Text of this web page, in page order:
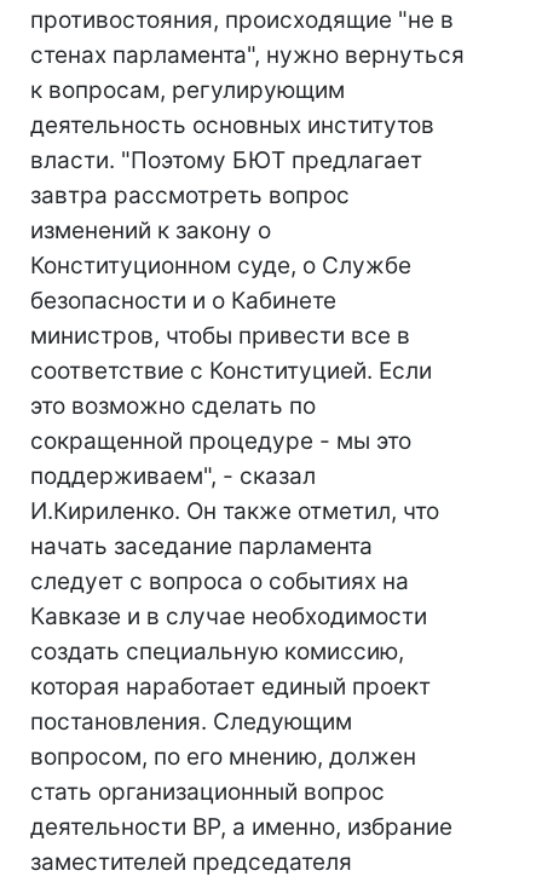
противостояния, происходящие "не в
стенах парламента", нужно вернуться
к вопросам, регулирующим
деятельность основных институтов
власти. "Поэтому БЮТ предлагает
завтра рассмотреть вопрос
изменений к закону о
Конституционном суде, о Службе
безопасности и о Кабинете
министров, чтобы привести все в
соответствие с Конституцией. Если
это возможно сделать по
сокращенной процедуре - мы это
поддерживаем", - сказал
И.Кириленко. Он также отметил, что
начать заседание парламента
следует с вопроса о событиях на
Кавказе и в случае необходимости
создать специальную комиссию,
которая наработает единый проект
постановления. Следующим
вопросом, по его мнению, должен
стать организационный вопрос
деятельности ВР, а именно, избрание
заместителей председателя